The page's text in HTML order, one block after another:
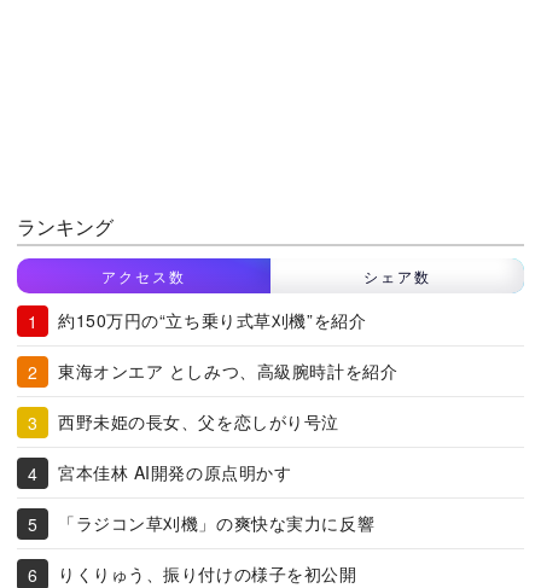
ランキング
アクセス数 シェア数
約150万円の“立ち乗り式草刈機”を紹介
東海オンエア としみつ、高級腕時計を紹介
西野未姫の長女、父を恋しがり号泣
宮本佳林 AI開発の原点明かす
「ラジコン草刈機」の爽快な実力に反響
りくりゅう、振り付けの様子を初公開